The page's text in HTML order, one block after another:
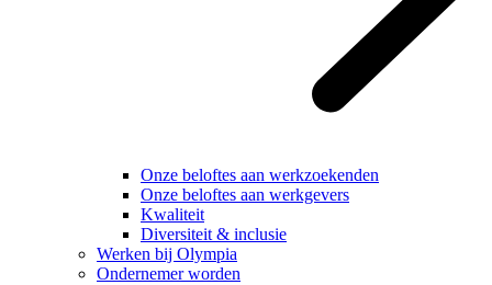
Onze beloftes aan werkzoekenden
Onze beloftes aan werkgevers
Kwaliteit
Diversiteit & inclusie
Werken bij Olympia
Ondernemer worden